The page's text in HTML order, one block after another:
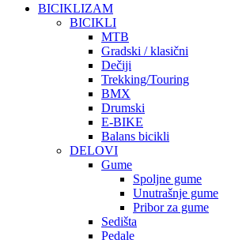
BICIKLIZAM
BICIKLI
MTB
Gradski / klasični
Dečiji
Trekking/Touring
BMX
Drumski
E-BIKE
Balans bicikli
DELOVI
Gume
Spoljne gume
Unutrašnje gume
Pribor za gume
Sedišta
Pedale